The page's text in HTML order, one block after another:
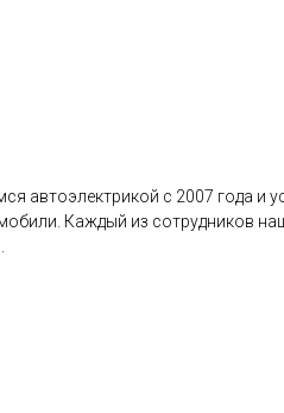
автоэлектрикой с 2007 года и
Каждый из сотрудников